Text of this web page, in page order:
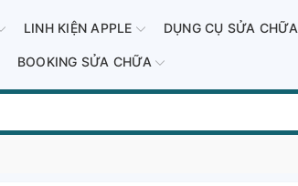
LINH KIỆN APPLE DỤNG CỤ SỬA CHỮA
BOOKING SỬA CHỮA